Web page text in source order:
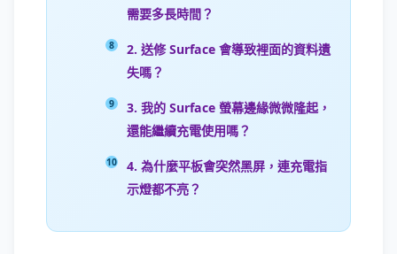
需要多長時間？
2. 送修 Surface 會導致裡面的資料遺
失嗎？
3. 我的 Surface 螢幕邊緣微微隆起，
還能繼續充電使用嗎？
4. 為什麼平板會突然黑屏，連充電指
示燈都不亮？